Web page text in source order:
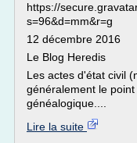
https://
s=96&d=mm&r=g
12 décembre 2016
Le Blog Heredis
Les actes d'état civil
généralement le
généalogique....
Lire la suite